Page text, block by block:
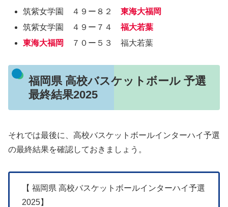
筑紫女学園 ４９ー８２東海大福岡
筑紫女学園 ４９ー７４福大若葉
東海大福岡
７０ー５３ 福大若葉
福岡県 高校バスケットボール 予選
最終結果2025
それでは最後に、高校バスケットボールインターハイ予選
の最終結果を確認しておきましょう。
【 福岡県 高校バスケットボールインターハイ予選
2025】